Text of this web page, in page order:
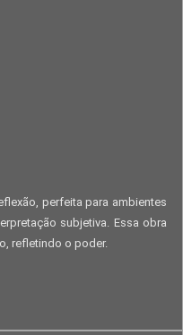
perfeita para ambientes
subjetiva. Essa obra
refletindo o poder.